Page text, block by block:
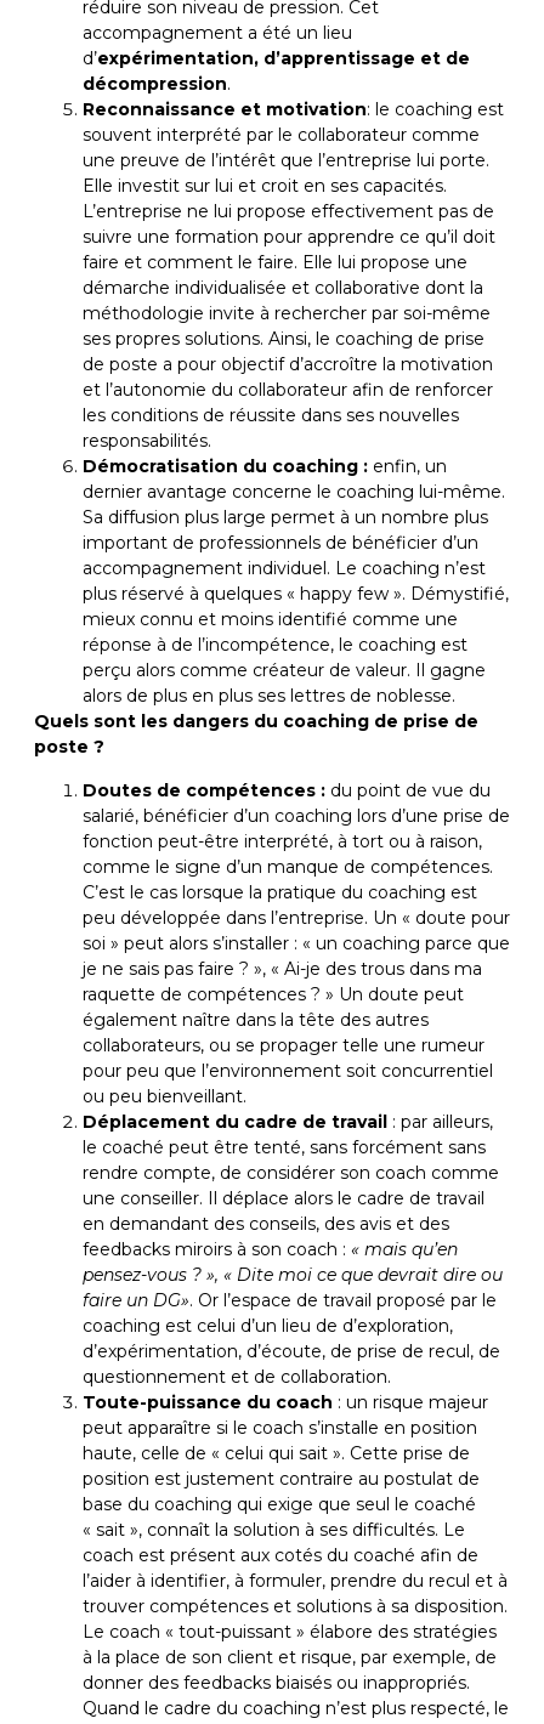
réduire son niveau de pression. Cet
accompagnement a été un lieu
d’expérimentation, d’apprentissage et de
décompression.
Reconnaissance et motivation: le coaching est
souvent interprété par le collaborateur comme
une preuve de l’intérêt que l’entreprise lui porte.
Elle investit sur lui et croit en ses capacités.
L’entreprise ne lui propose effectivement pas de
suivre une formation pour apprendre ce qu’il doit
faire et comment le faire. Elle lui propose une
démarche individualisée et collaborative dont la
méthodologie invite à rechercher par soi-même
ses propres solutions. Ainsi, le coaching de prise
de poste a pour objectif d’accroître la motivation
et l’autonomie du collaborateur afin de renforcer
les conditions de réussite dans ses nouvelles
responsabilités.
Démocratisation du coaching :enfin, un
dernier avantage concerne le coaching lui-même.
Sa diffusion plus large permet à un nombre plus
important de professionnels de bénéficier d’un
accompagnement individuel. Le coaching n’est
plus réservé à quelques « happy few ». Démystifié,
mieux connu et moins identifié comme une
réponse à de l’incompétence, le coaching est
perçu alors comme créateur de valeur. Il gagne
alors de plus en plus ses lettres de noblesse.
Quels sont les dangers du coaching de prise de
poste ?
Doutes de compétences :du point de vue du
salarié, bénéficier d’un coaching lors d’une prise de
fonction peut-être interprété, à tort ou à raison,
comme le signe d’un manque de compétences.
C’est le cas lorsque la pratique du coaching est
peu développée dans l’entreprise. Un « doute pour
soi » peut alors s’installer : « un coaching parce que
je ne sais pas faire ? », « Ai-je des trous dans ma
raquette de compétences ? » Un doute peut
également naître dans la tête des autres
collaborateurs, ou se propager telle une rumeur
pour peu que l’environnement soit concurrentiel
ou peu bienveillant.
Déplacement du cadre de travail : par ailleurs,
le coaché peut être tenté, sans forcément sans
rendre compte, de considérer son coach comme
une conseiller. Il déplace alors le cadre de travail
en demandant des conseils, des avis et des
feedbacks miroirs à son coach : « mais qu’en
pensez-vous ? », « Dite moi ce que devrait dire ou
faire un DG». Or l’espace de travail proposé par le
coaching est celui d’un lieu de d’exploration,
d’expérimentation, d’écoute, de prise de recul, de
questionnement et de collaboration.
Toute-puissance du coach : un risque majeur
peut apparaître si le coach s’installe en position
haute, celle de « celui qui sait ». Cette prise de
position est justement contraire au postulat de
base du coaching qui exige que seul le coaché
« sait », connaît la solution à ses difficultés. Le
coach est présent aux cotés du coaché afin de
l’aider à identifier, à formuler, prendre du recul et à
trouver compétences et solutions à sa disposition.
Le coach « tout-puissant » élabore des stratégies
à la place de son client et risque, par exemple, de
donner des feedbacks biaisés ou inappropriés.
Quand le cadre du coaching n’est plus respecté, le